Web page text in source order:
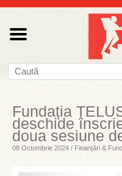
Fundația
deschide
doua sesiune
08 Octombrie 2024 / Finanțări &